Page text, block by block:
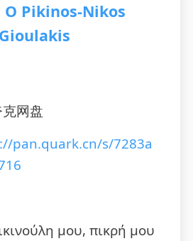
O Pikinos-Nikos
Gioulakis
网盘
pan.quark.cn/s/7283a
μου, πικρή μου